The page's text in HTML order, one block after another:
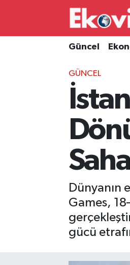
Güncel
GÜNCEL
Dünyanın
Games,
gücü
Güncel
Borsa Haberleri
Hava Durumu
Süper Lig Puan Durumu
Tüm Manşetler
Son Dakika Haberleri
Haber Arşivi